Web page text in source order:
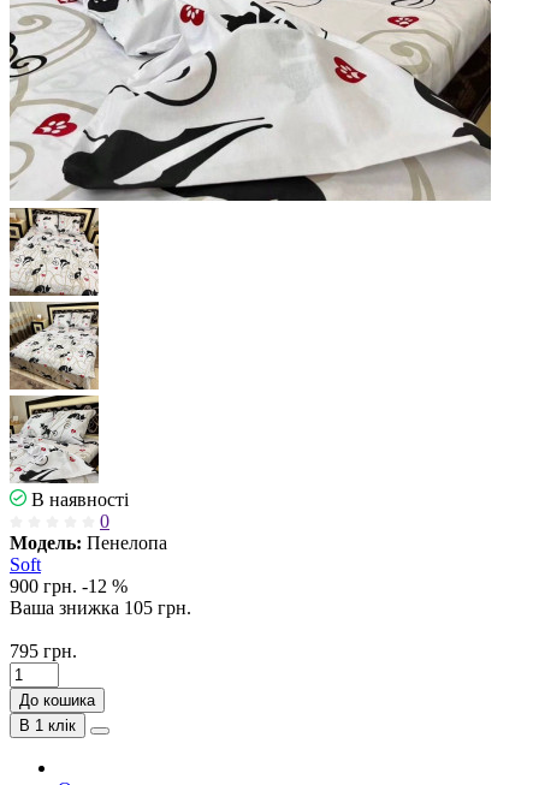
В наявності
0
Модель: Пенелопа
Soft
900 грн. -12 %
Ваша знижка 105 грн.
795 грн.
До кошика
В 1 клік